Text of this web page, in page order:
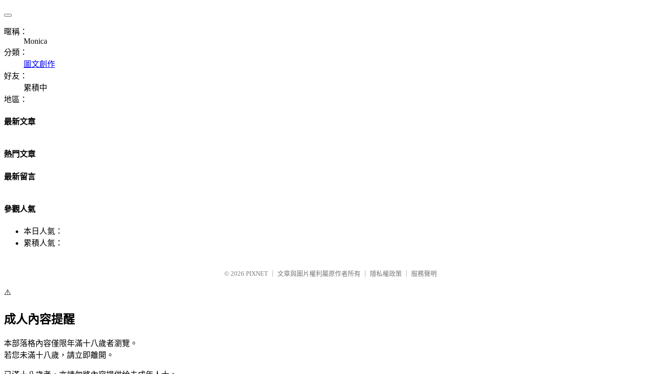
暱稱：
Monica
分類：
圖文創作
好友：
累積中
地區：
最新文章
熱門文章
最新留言
參觀人氣
本日人氣：
累積人氣：
© 2026 PIXNET 文章與圖片權利屬原作者所有 隱私權政策 服務聲明
⚠️
成人內容提醒
本部落格內容僅限年滿十八歲者瀏覽。
若您未滿十八歲，請立即離開。